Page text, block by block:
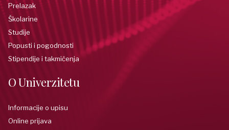
Prelazak
Školarine
Studije
Popusti i pogodnosti
Stipendije i takmičenja
O Univerzitetu
Informacije o upisu
Online prijava